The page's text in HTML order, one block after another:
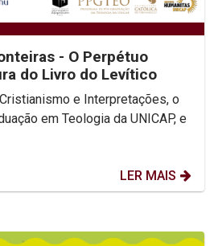
- O Perpétuo
do Livro do Levítico
e Interpretações, o
em Teologia da UNICAP, e
LER MAIS